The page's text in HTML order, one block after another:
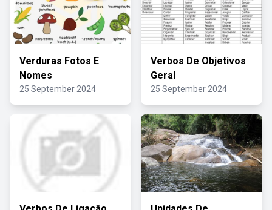
Verduras Fotos E
Nomes
25 September 2024
Verbos De Objetivos
Geral
25 September 2024